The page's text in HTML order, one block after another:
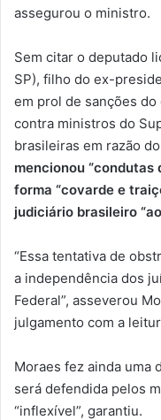
assegurou o ministro.
Sem citar o deputado
SP), filho do ex-
em prol de sanções
contra ministros do
brasileiras em razão
mencionou “condutas
forma “covarde e
judiciário brasileiro
“Essa tentativa de
a independência dos
Federal”, asseverou
julgamento com a
Moraes fez ainda uma
será defendida pelos
“inflexível”, garantiu.